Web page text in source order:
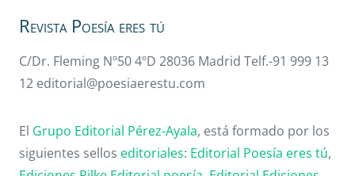
Revista Poesía eres tú
C/Dr. Fleming Nº50 4ºD 28036 Madrid Telf.-91 999 13
12 editorial@poesiaerestu.com
El Grupo Editorial Pérez-Ayala, está formado por los
siguientes sellos editoriales: Editorial Poesía eres tú,